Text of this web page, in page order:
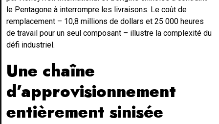
le Pentagone à interrompre les livraisons. Le coût de
remplacement – 10,8 millions de dollars et 25 000 heures
de travail pour un seul composant – illustre la complexité du
défi industriel.
Une chaîne
d’approvisionnement
entièrement sinisée